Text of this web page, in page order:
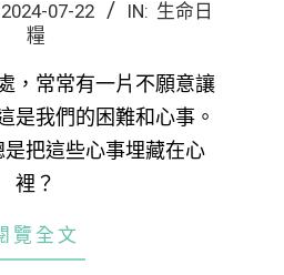
2024-07-22 IN: 生命日
糧
，常常有一片不願意讓
是我們的困難和心事。
把這些心事埋藏在心
裡？
覽全文